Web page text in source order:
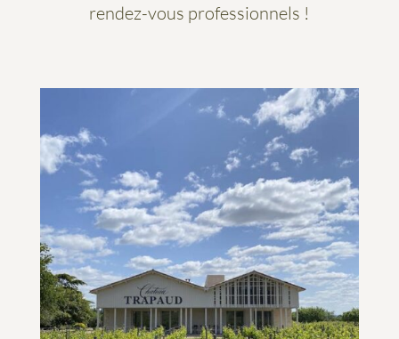
rendez-vous professionnels !